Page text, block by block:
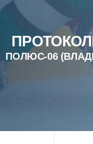
ПОЛЮС-06